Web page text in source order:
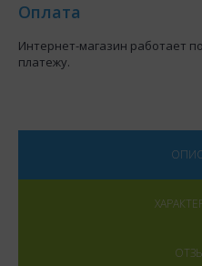
Оплата
Интернет-магазин работает
платежу.